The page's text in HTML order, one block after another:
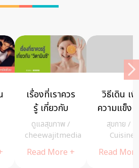
คุณค่าต่อ
สุขภาพของ
อาหารอีสาน
สุขกาย/
cheewajitmedia
Read More +
4 สูตรสวย
ฉบับแม่หญิง
การะเกด
บุพเพสันนิวาส
/
cheewajitmedia
Read More +